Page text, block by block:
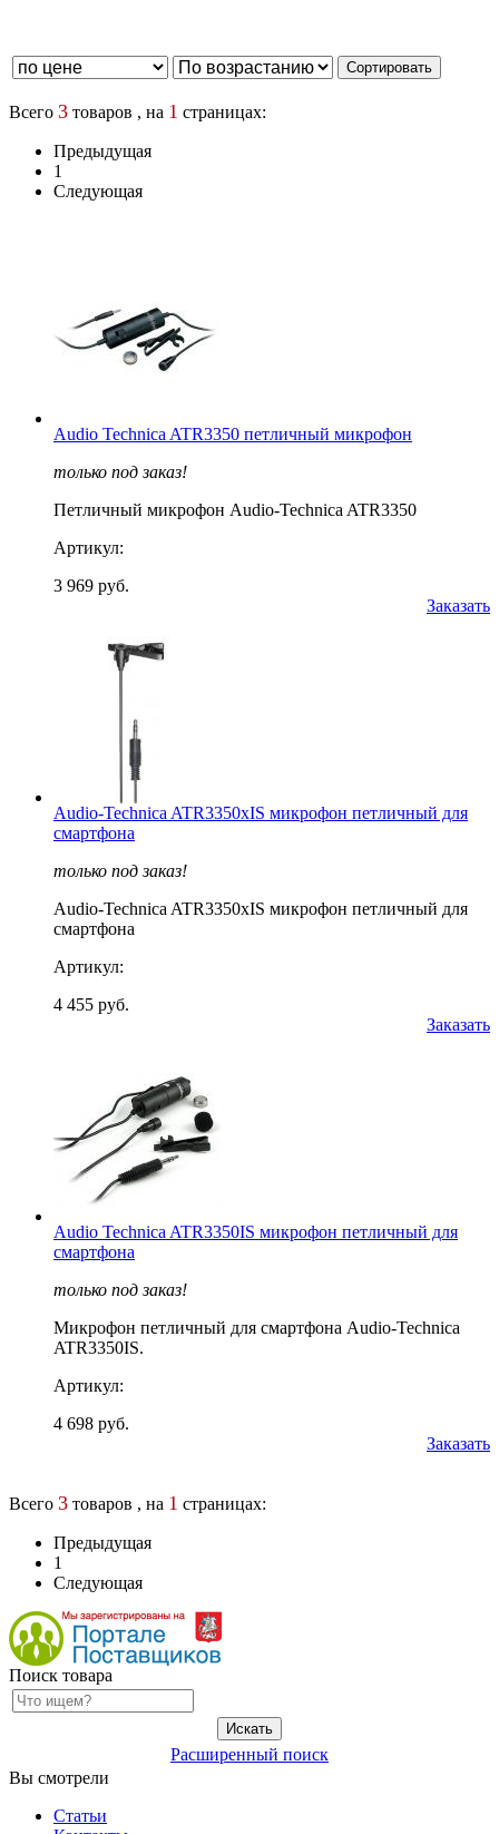
Всего 3 товаров , на 1 страницах:
Предыдущая
1
Следующая
Audio Technica ATR3350 петличный микрофон
только под заказ!
Петличный микрофон Audio-Technica ATR3350
Артикул:
3 969 руб.
Заказать
Audio-Technica ATR3350xIS микрофон петличный для
смартфона
только под заказ!
Audio-Technica ATR3350xIS микрофон петличный для
смартфона
Артикул:
4 455 руб.
Заказать
Audio Technica ATR3350IS микрофон петличный для
смартфона
только под заказ!
Микрофон петличный для смартфона Audio-Technica
ATR3350IS.
Артикул:
4 698 руб.
Заказать
Всего 3 товаров , на 1 страницах:
Предыдущая
1
Следующая
Поиск товара
Расширенный поиск
Вы смотрели
Статьи